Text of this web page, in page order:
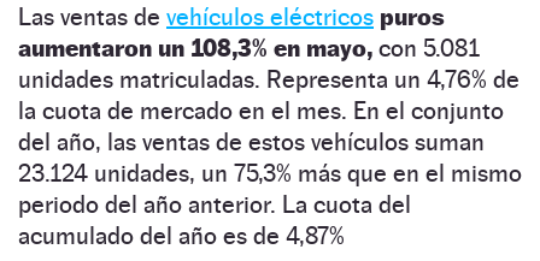
Las ventas de vehículos eléctricos puros
aumentaron un 108,3% en mayo, con 5.081
unidades matriculadas. Representa un 4,76% de
la cuota de mercado en el mes. En el conjunto
del año, las ventas de estos vehículos suman
23.124 unidades, un 75,3% más que en el mismo
periodo del año anterior. La cuota del
acumulado del año es de 4,87%